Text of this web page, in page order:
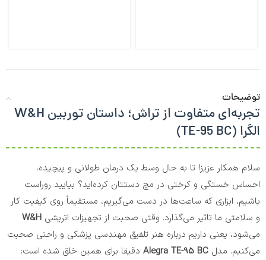
توضیحات
تجربه‌ای متفاوت از تراش؛ داستان توربین W&H
الگرا (TE-95 BC)
سلام همکار عزیز! تا به حال وسط یک درمان طولانی و پیچیده،
احساس خستگی و کرختی در مچ دستتان کرده‌اید؟ بیایید روراست
باشیم، ابزاری که ساعت‌ها در دست می‌گیریم، مستقیماً روی کیفیت کار
و سلامتی ما تاثیر می‌گذارد. وقتی صحبت از تجهیزات اتریشی W&H
می‌شود، یعنی داریم درباره هنر تلفیق مهندسی پزشکی و راحتی صحبت
می‌کنیم. مدل Alegra TE-95 BC دقیقا برای همین خلق شده است: